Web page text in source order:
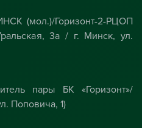
(мол.)/Горизонт-2-РЦОП
3а / г. Минск, ул.
пары БК «Горизонт»/
Поповича, 1)